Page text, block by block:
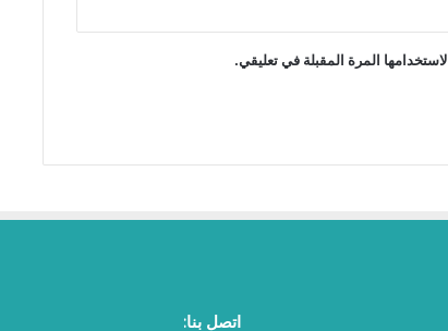
المرة المقبلة في تعليقي.
اتصل بنا: